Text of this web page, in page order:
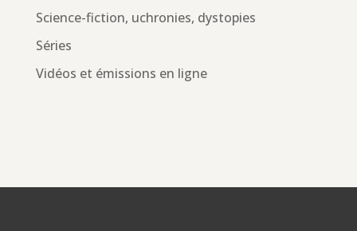
Science-fiction, uchronies, dystopies
Séries
Vidéos et émissions en ligne